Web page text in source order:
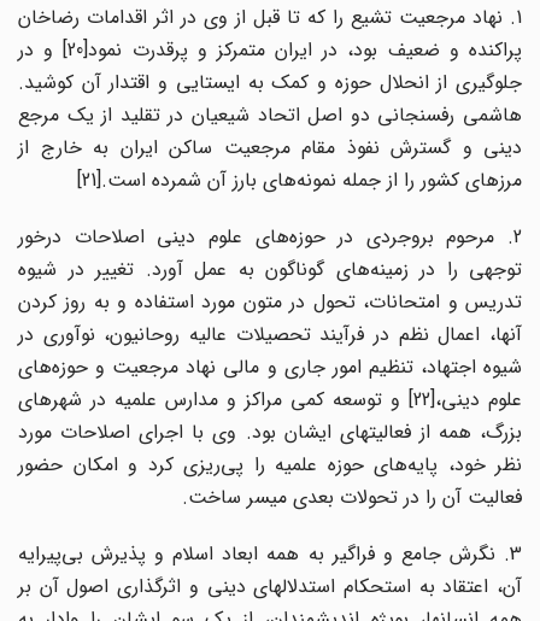
1. نهاد مرجعیت تشیع را که تا قبل از وی در اثر اقدامات رضاخان
پراکنده و ضعیف بود، در ایران متمرکز و پرقدرت نمود[20] و در
جلوگیری از انحلال حوزه و کمک به ایستایی و اقتدار آن کوشید.
هاشمی رفسنجانی دو اصل اتحاد شیعیان در تقلید از یک مرجع
دینی و گسترش نفوذ مقام مرجعیت ساکن ایران به خارج از
مرزهای کشور را از جمله نمونه‌های بارز آن شمرده است.[21]
2. مرحوم بروجردی در حوزه‌های علوم دینی اصلاحات درخور
توجهی را در زمینه‌های گوناگون به عمل آورد. تغییر در شیوه
تدریس و امتحانات، تحول در متون مورد استفاده و به روز کردن
آنها، اعمال نظم در فرآیند تحصیلات عالیه روحانیون، نوآوری در
شیوه اجتهاد، تنظیم امور جاری و مالی نهاد مرجعیت و حوزه‌های
علوم دینی،[22] و توسعه کمی مراکز و مدارس علمیه در شهرهای
بزرگ، همه از فعالیتهای ایشان بود. وی با اجرای اصلاحات مورد
نظر خود، پایه‌های حوزه علمیه را پی‌ریزی کرد و امکان حضور
فعالیت آن را در تحولات بعدی میسر ساخت.
3. نگرش جامع و فراگیر به همه ابعاد اسلام و پذیرش بی‌پیرایه
آن، اعتقاد به استحکام استدلالهای دینی و اثرگذاری اصول آن بر